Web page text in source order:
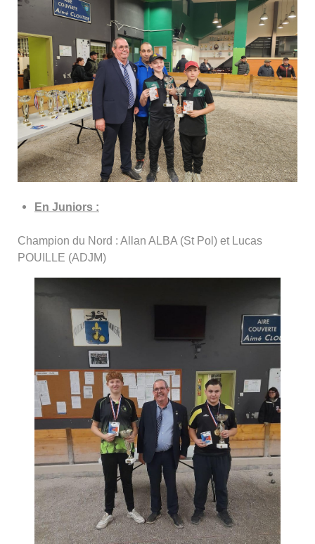
En Juniors :
Champion du Nord : Allan ALBA (St Pol) et Lucas
POUILLE (ADJM)